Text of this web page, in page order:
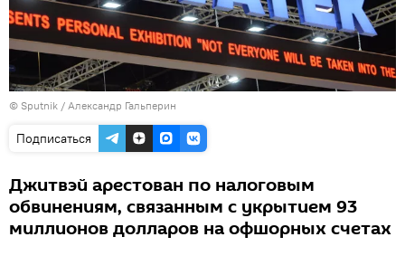
© Sputnik / Александр Гальперин
Подписаться
Джитвэй арестован по налоговым
обвинениям, связанным с укрытием 93
миллионов долларов на офшорных счетах